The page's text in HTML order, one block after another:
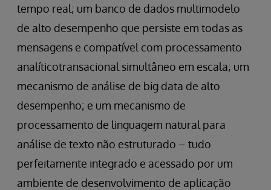
tempo real; um banco de dados multimodelo
de alto desempenho que persiste em todas as
mensagens e compatível com processamento
analíticotransacional simultâneo em escala; um
mecanismo de análise de big data de alto
desempenho; e um mecanismo de
processamento de linguagem natural para
análise de texto não estruturado – tudo
perfeitamente integrado e acessado por um
ambiente de desenvolvimento de aplicação